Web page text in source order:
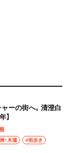
ーの街へ。清澄白
】
・木場 #街歩き